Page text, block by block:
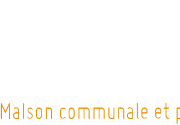
MaIson communale et